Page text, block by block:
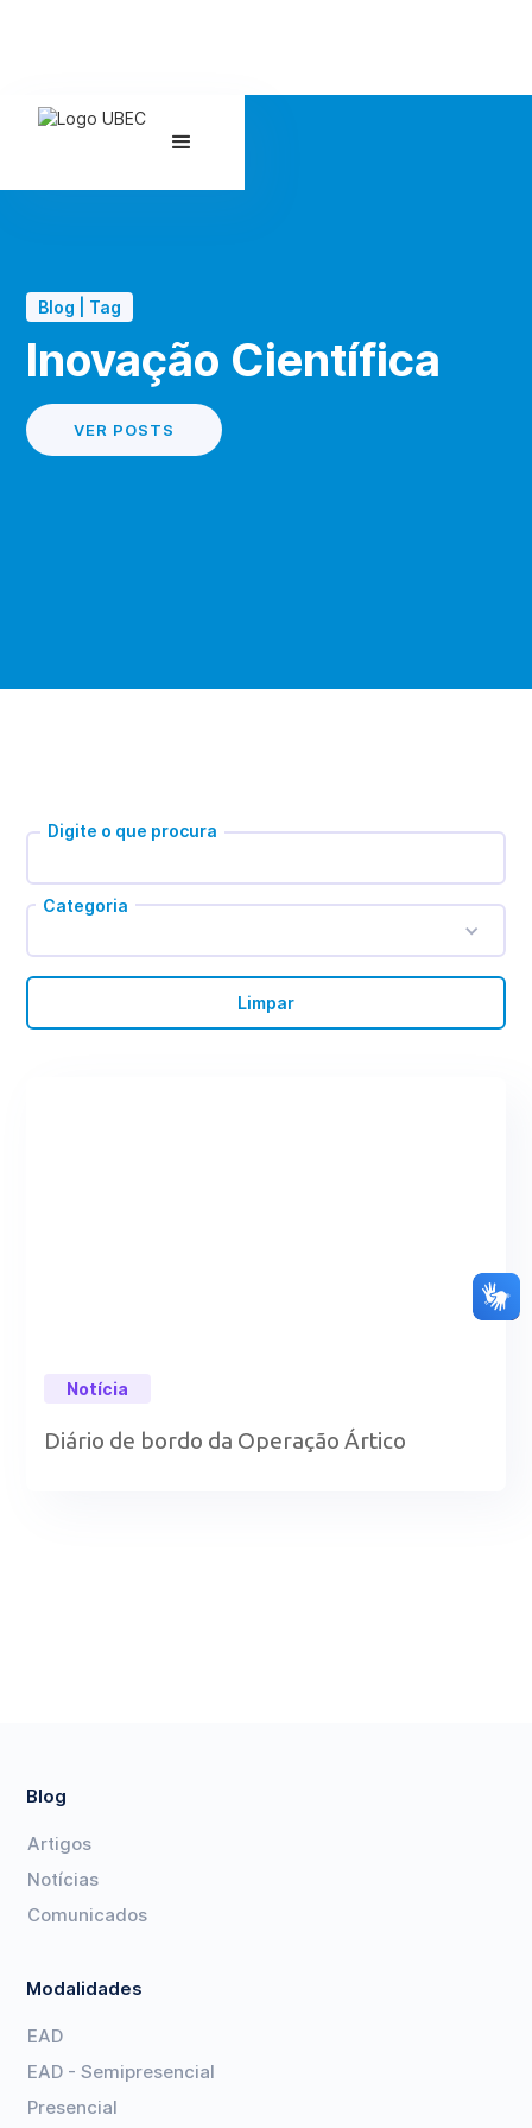
Blog | Tag
Inovação Científica
VER POSTS
Digite o que procura
Categoria
Limpar
Notícia
Diário de bordo da Operação Ártico
Blog
Artigos
Notícias
Comunicados
Modalidades
EAD
EAD - Semipresencial
Presencial